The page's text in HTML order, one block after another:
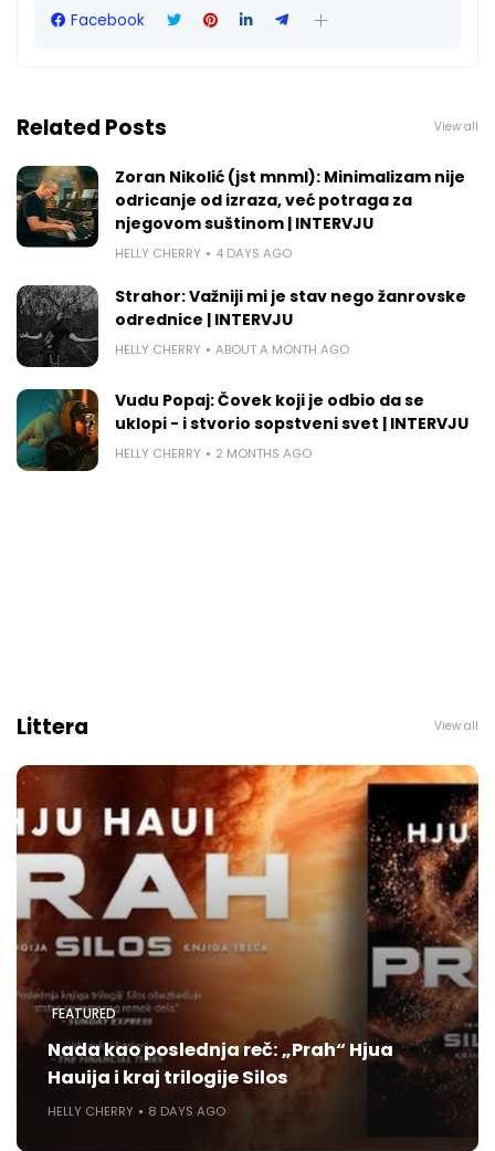
Facebook
Related Posts View all
Zoran Nikolić (jst mnml): Minimalizam nije
odricanje od izraza, već potraga za
njegovom suštinom | INTERVJU
HELLY CHERRY 4 DAYS AGO
Strahor: Važniji mi je stav nego žanrovske
odrednice | INTERVJU
HELLY CHERRY ABOUT A MONTH AGO
Vudu Popaj: Čovek koji je odbio da se
uklopi - i stvorio sopstveni svet | INTERVJU
HELLY CHERRY 2 MONTHS AGO
Littera View all
FEATURED
Nada kao poslednja reč: „Prah“ Hjua
Hauija i kraj trilogije Silos
HELLY CHERRY 8 DAYS AGO